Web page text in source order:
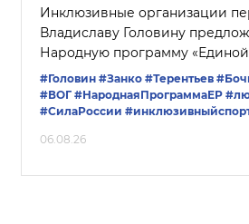
Инклюзивные организации
Владиславу Головину
Народную программу
#Головин #Занко #Терентьев
#ВОГ #НароднаяПрограммаЕР
#СилаРоссии
06.08.26